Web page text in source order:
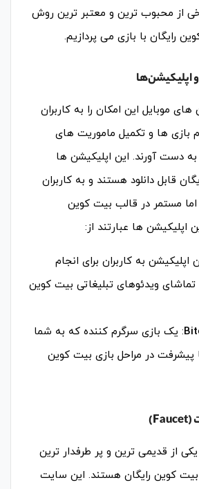
از محبوب‌ ترین و معتبر ترین روش‌
رایگان با بازی می‌ پردازیم.
های موبایل این امکان را به کاربران
بازی‌ ها و تکمیل ماموریت‌ های
دست آورند. این اپلیکیشن‌ ها
قابل دانلود هستند و به کاربران
مستمر در قالب بیت کوین
اپلیکیشن‌ ها عبارتند از:
اپلیکیشن به کاربران برای انجام
ویدئوهای تبلیغاتی بیت کوین
: یک بازی سرگرم‌ کننده که به شما
پیشرفت در مراحل بازی بیت کوین
از قدیمی‌ ترین و پر طرفدار ترین
کوین رایگان هستند. این سایت‌